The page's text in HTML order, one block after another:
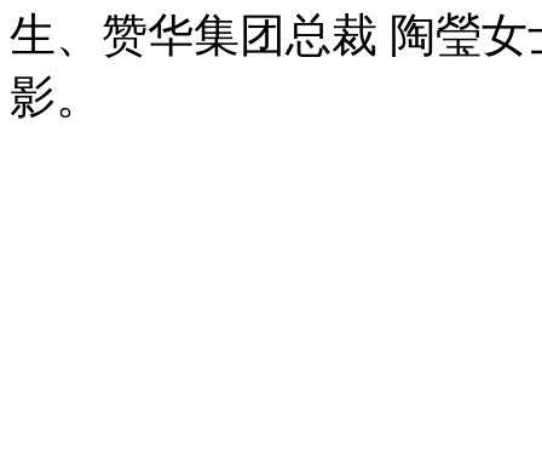
生、赞华集团总裁 陶瑩
影。